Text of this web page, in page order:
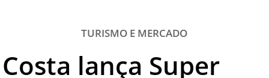
DICAS
TURISMO SA TV
TURISMO E MERCADO
Costa lança Super